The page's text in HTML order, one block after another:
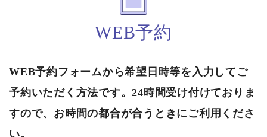
WEB予約
WEB予約フォームから希望日時等を入力してご
予約いただく方法です。24時間受け付けておりま
すので、お時間の都合が合うときにご利用くださ
い。